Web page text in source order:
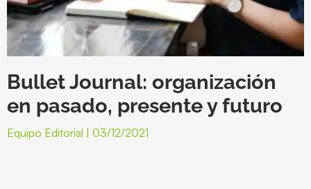
Bullet Journal: organización
en pasado, presente y futuro
Equipo Editorial 03/12/2021